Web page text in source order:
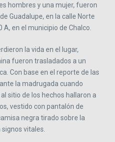
hombres y una mujer, fueron
Guadalupe, en la calle Norte
A, en el municipio de Chalco.
la vida en el lugar,
fueron trasladados a un
Con base en el reporte de las
la madrugada cuando
sitio de los hechos hallaron a
vestido con pantalón de
negra tirado sobre la
vitales.